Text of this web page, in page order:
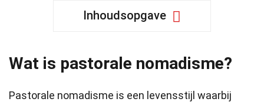
Inhoudsopgave
Wat is pastorale nomadisme?
Pastorale nomadisme is een levensstijl waarbij